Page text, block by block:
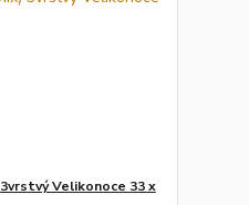
Velikonoce 33 x